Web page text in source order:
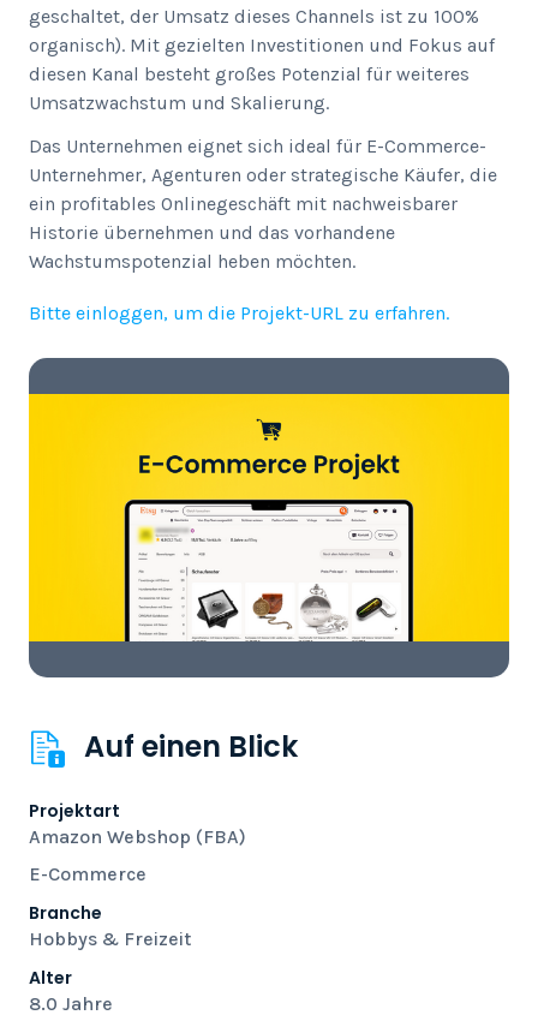
geschaltet, der Umsatz dieses Channels ist zu 100%
organisch). Mit gezielten Investitionen und Fokus auf
diesen Kanal besteht großes Potenzial für weiteres
Umsatzwachstum und Skalierung.
Das Unternehmen eignet sich ideal für E-Commerce-
Unternehmer, Agenturen oder strategische Käufer, die
ein profitables Onlinegeschäft mit nachweisbarer
Historie übernehmen und das vorhandene
Wachstumspotenzial heben möchten.
Bitte einloggen, um die Projekt-URL zu erfahren.
Auf einen Blick
Projektart
Amazon Webshop (FBA)
E-Commerce
Branche
Hobbys & Freizeit
Alter
8.0 Jahre